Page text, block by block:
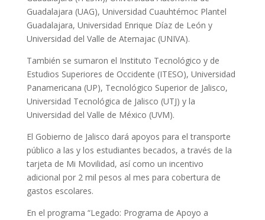
Guadalajara (UAG), Universidad Cuauhtémoc Plantel
Guadalajara, Universidad Enrique Díaz de León y
Universidad del Valle de Atemajac (UNIVA).
También se sumaron el Instituto Tecnológico y de
Estudios Superiores de Occidente (ITESO), Universidad
Panamericana (UP), Tecnológico Superior de Jalisco,
Universidad Tecnológica de Jalisco (UTJ) y la
Universidad del Valle de México (UVM).
El Gobierno de Jalisco dará apoyos para el transporte
público a las y los estudiantes becados, a través de la
tarjeta de Mi Movilidad, así como un incentivo
adicional por 2 mil pesos al mes para cobertura de
gastos escolares.
En el programa “Legado: Programa de Apoyo a